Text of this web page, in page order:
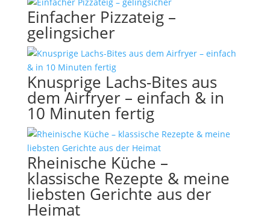
Einfacher Pizzateig –
gelingsicher
Knusprige Lachs-Bites aus
dem Airfryer – einfach & in
10 Minuten fertig
Rheinische Küche –
klassische Rezepte & meine
liebsten Gerichte aus der
Heimat